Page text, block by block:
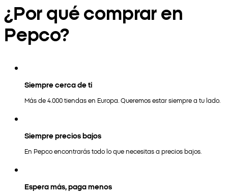
¿Por qué comprar en
Pepco?
Siempre cerca de ti
Más de 4.000 tiendas en Europa. Queremos estar siempre a tu lado.
Siempre precios bajos
En Pepco encontrarás todo lo que necesitas a precios bajos.
Espera más, paga menos